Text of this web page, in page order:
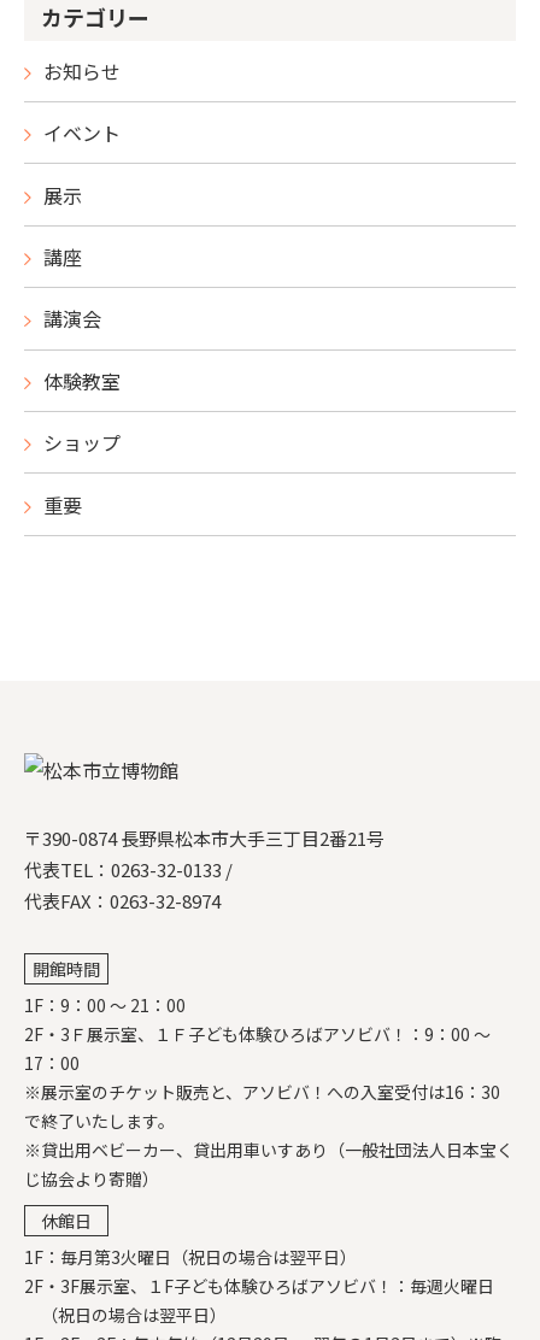
カテゴリー
お知らせ
イベント
展示
講座
講演会
体験教室
ショップ
重要
〒390-0874 長野県松本市大手三丁目2番21号
代表TEL： 0263-32-0133 /
代表FAX：0263-32-8974
開館時間
1F：9：00 ～ 21：00
2F・3Ｆ展示室、１Ｆ子ども体験ひろばアソビバ！：9：00 ～
17：00
※展示室のチケット販売と、アソビバ！への入室受付は16：30
で終了いたします。
※貸出用ベビーカー、貸出用車いすあり（一般社団法人日本宝く
じ協会より寄贈）
休館日
1F：毎月第3火曜日（祝日の場合は翌平日）
2F・3F展示室、１F子ども体験ひろばアソビバ！：毎週火曜日
（祝日の場合は翌平日）